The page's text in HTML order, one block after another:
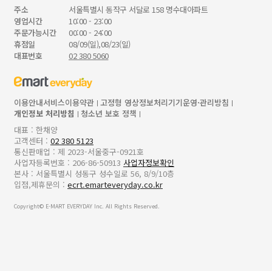
주소
서울특별시 동작구 서달로 158 명수대아파트
영업시간
10:00 - 23:00
주문가능시간
00:00 - 24:00
휴점일
08/09(일),08/23(일)
대표번호
02 380 5060
이용안내서비스이용약관 고정형 영상정보처리기기운영·관리방침
개인정보 처리방침
청소년 보호 정책
대표 : 한채양
고객센터 : 02 380 5123
통신판매업 : 제 2023-서울중구-0921호
사업자등록번호 : 206-86-50913 사업자정보확인
본사 : 서울특별시 성동구 성수일로 56, 8/9/10층
입점,제휴문의 : ecrt.emarteveryday.co.kr
Copyright© E-MART EVERYDAY Inc. All Rights Reserved.